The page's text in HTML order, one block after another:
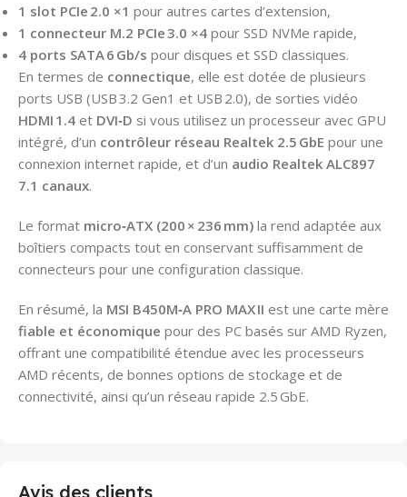
1 slot PCIe 2.0 ×1 pour autres cartes d’extension,
1 connecteur M.2 PCIe 3.0 ×4 pour SSD NVMe rapide,
4 ports SATA 6 Gb/s pour disques et SSD classiques.
En termes de connectique, elle est dotée de plusieurs
ports USB (USB 3.2 Gen1 et USB 2.0), de sorties vidéo
HDMI 1.4 et DVI‑D si vous utilisez un processeur avec GPU
intégré, d’un contrôleur réseau Realtek 2.5 GbE pour une
connexion internet rapide, et d’un audio Realtek ALC897
7.1 canaux.
Le format micro‑ATX (200 × 236 mm) la rend adaptée aux
boîtiers compacts tout en conservant suffisamment de
connecteurs pour une configuration classique.
En résumé, la MSI B450M‑A PRO MAX II est une carte mère
fiable et économique pour des PC basés sur AMD Ryzen,
offrant une compatibilité étendue avec les processeurs
AMD récents, de bonnes options de stockage et de
connectivité, ainsi qu’un réseau rapide 2.5 GbE.
Avis des clients